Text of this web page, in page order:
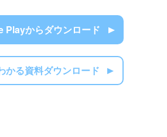
Playからダウンロード
かる資料ダウンロード